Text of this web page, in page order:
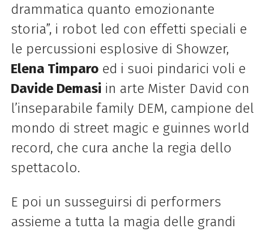
drammatica quanto emozionante
storia”, i robot led con effetti speciali e
le percussioni esplosive di Showzer,
Elena Timparoed i suoi pindarici voli e
Davide Demasi in arte Mister David con
l’inseparabile family DEM, campione del
mondo di street magic e guinnes world
record, che cura anche la regia dello
spettacolo.
E poi un susseguirsi di performers
assieme a tutta la magia delle grandi